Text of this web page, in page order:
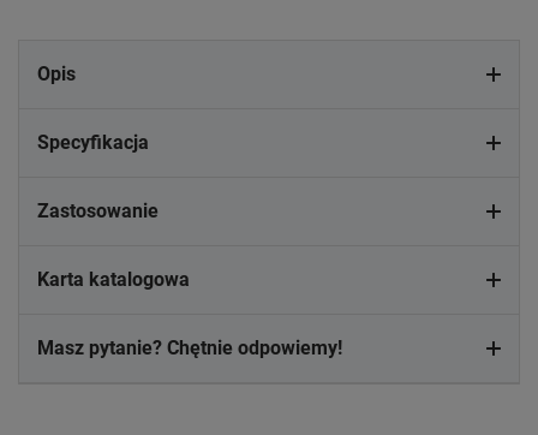
Opis
Specyfikacja
Zastosowanie
Karta katalogowa
Masz pytanie? Chętnie odpowiemy!